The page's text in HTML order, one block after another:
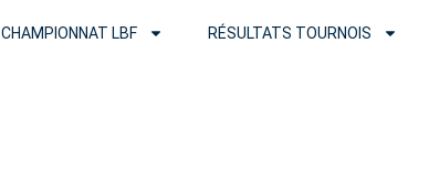
CHAMPIONNAT LBF RÉSULTATS TOURNOIS